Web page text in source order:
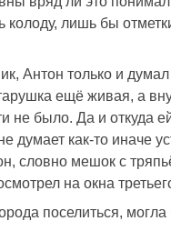
колоду, лишь бы
Антон только и
ещё живая, а
не было. Да и откуда
думает как-то иначе
словно мешок с
на окна
поселиться,